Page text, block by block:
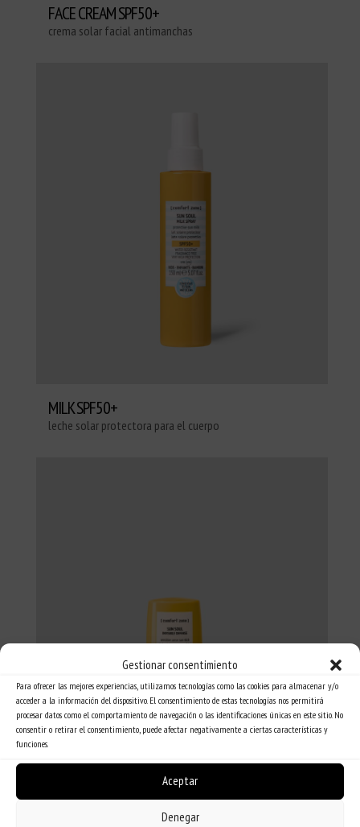
Gestionar consentimiento
Para ofrecer las mejores experiencias, utilizamos tecnologías como las cookies para almacenar y/o
acceder a la información del dispositivo. El consentimiento de estas tecnologías nos permitirá
procesar datos como el comportamiento de navegación o las identificaciones únicas en este sitio. No
consentir o retirar el consentimiento, puede afectar negativamente a ciertas características y
funciones.
Aceptar
Denegar
FACE CREAM SPF50+
crema solar facial antimanchas
MILK SPF50+
leche solar protectora para el cuerpo
INVISIBLE DEFENSE STICK SPF50+
stick solar para zonas sensibles